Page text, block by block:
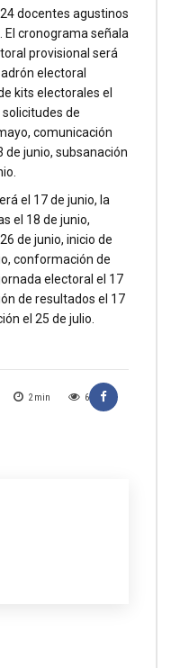
2 min 6
docentes agustinos
El cronograma señala
provisional será
electoral
kits electorales el
de
comunicación
de junio, subsanación
el 17 de junio, la
el 18 de junio,
de junio, inicio de
conformación de
electoral el 17
de resultados el 17
el 25 de julio.